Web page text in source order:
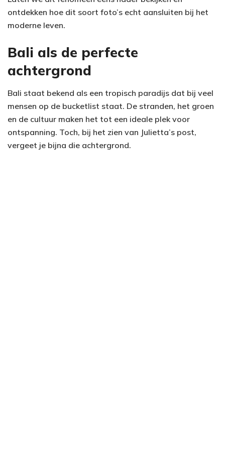
ontdekken hoe dit soort foto’s echt aansluiten bij het
moderne leven.
Bali als de perfecte
achtergrond
Bali staat bekend als een tropisch paradijs dat bij veel
mensen op de bucketlist staat. De stranden, het groen
en de cultuur maken het tot een ideale plek voor
ontspanning. Toch, bij het zien van Julietta’s post,
vergeet je bijna die achtergrond.